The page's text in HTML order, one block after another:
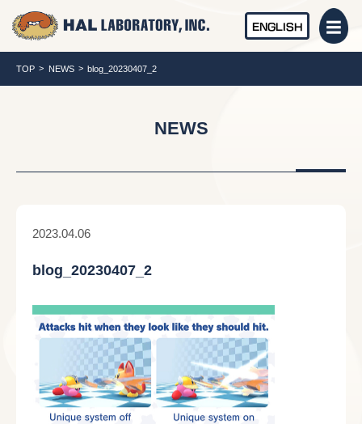
ENGLISH
TOP NEWS blog_20230407_2
NEWS
2023.04.06
blog_20230407_2